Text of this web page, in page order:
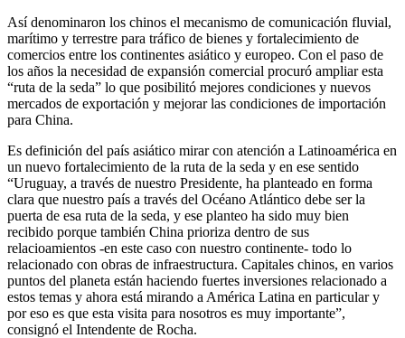
Así denominaron los chinos el mecanismo de comunicación fluvial,
marítimo y terrestre para tráfico de bienes y fortalecimiento de
comercios entre los continentes asiático y europeo. Con el paso de
los años la necesidad de expansión comercial procuró ampliar esta
“ruta de la seda” lo que posibilitó mejores condiciones y nuevos
mercados de exportación y mejorar las condiciones de importación
para China.
Es definición del país asiático mirar con atención a Latinoamérica en
un nuevo fortalecimiento de la ruta de la seda y en ese sentido
“Uruguay, a través de nuestro Presidente, ha planteado en forma
clara que nuestro país a través del Océano Atlántico debe ser la
puerta de esa ruta de la seda, y ese planteo ha sido muy bien
recibido porque también China prioriza dentro de sus
relacioamientos -en este caso con nuestro continente- todo lo
relacionado con obras de infraestructura. Capitales chinos, en varios
puntos del planeta están haciendo fuertes inversiones relacionado a
estos temas y ahora está mirando a América Latina en particular y
por eso es que esta visita para nosotros es muy importante”,
consignó el Intendente de Rocha.